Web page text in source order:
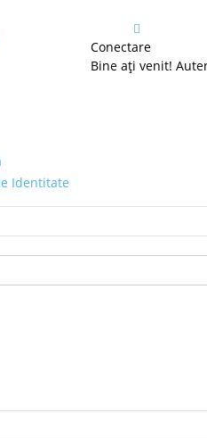
Identitate
Conectare
Bine ați venit!